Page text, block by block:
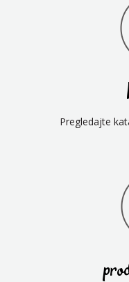
Pregledajte